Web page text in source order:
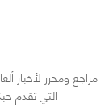
التي تقدم